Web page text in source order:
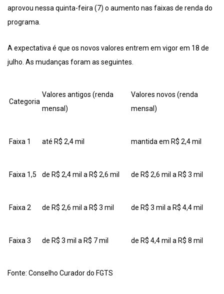
aprovou nessa quinta-feira (7) o aumento nas faixas de renda do
programa.
A expectativa é que os novos valores entrem em vigor em 18 de
julho. As mudanças foram as seguintes.
Categoria
Valores antigos (renda
mensal)
Valores novos (renda
mensal)
Faixa 1 até R$ 2,4 mil mantida em R$ 2,4 mil
Faixa 1,5 de R$ 2,4 mil a R$ 2,6 mil de R$ 2,6 mil a R$ 3 mil
Faixa 2 de R$ 2,6 mil a R$ 3 mil de R$ 3 mil a R$ 4,4 mil
Faixa 3 de R$ 3 mil a R$ 7 mil de R$ 4,4 mil a R$ 8 mil
Fonte: Conselho Curador do FGTS